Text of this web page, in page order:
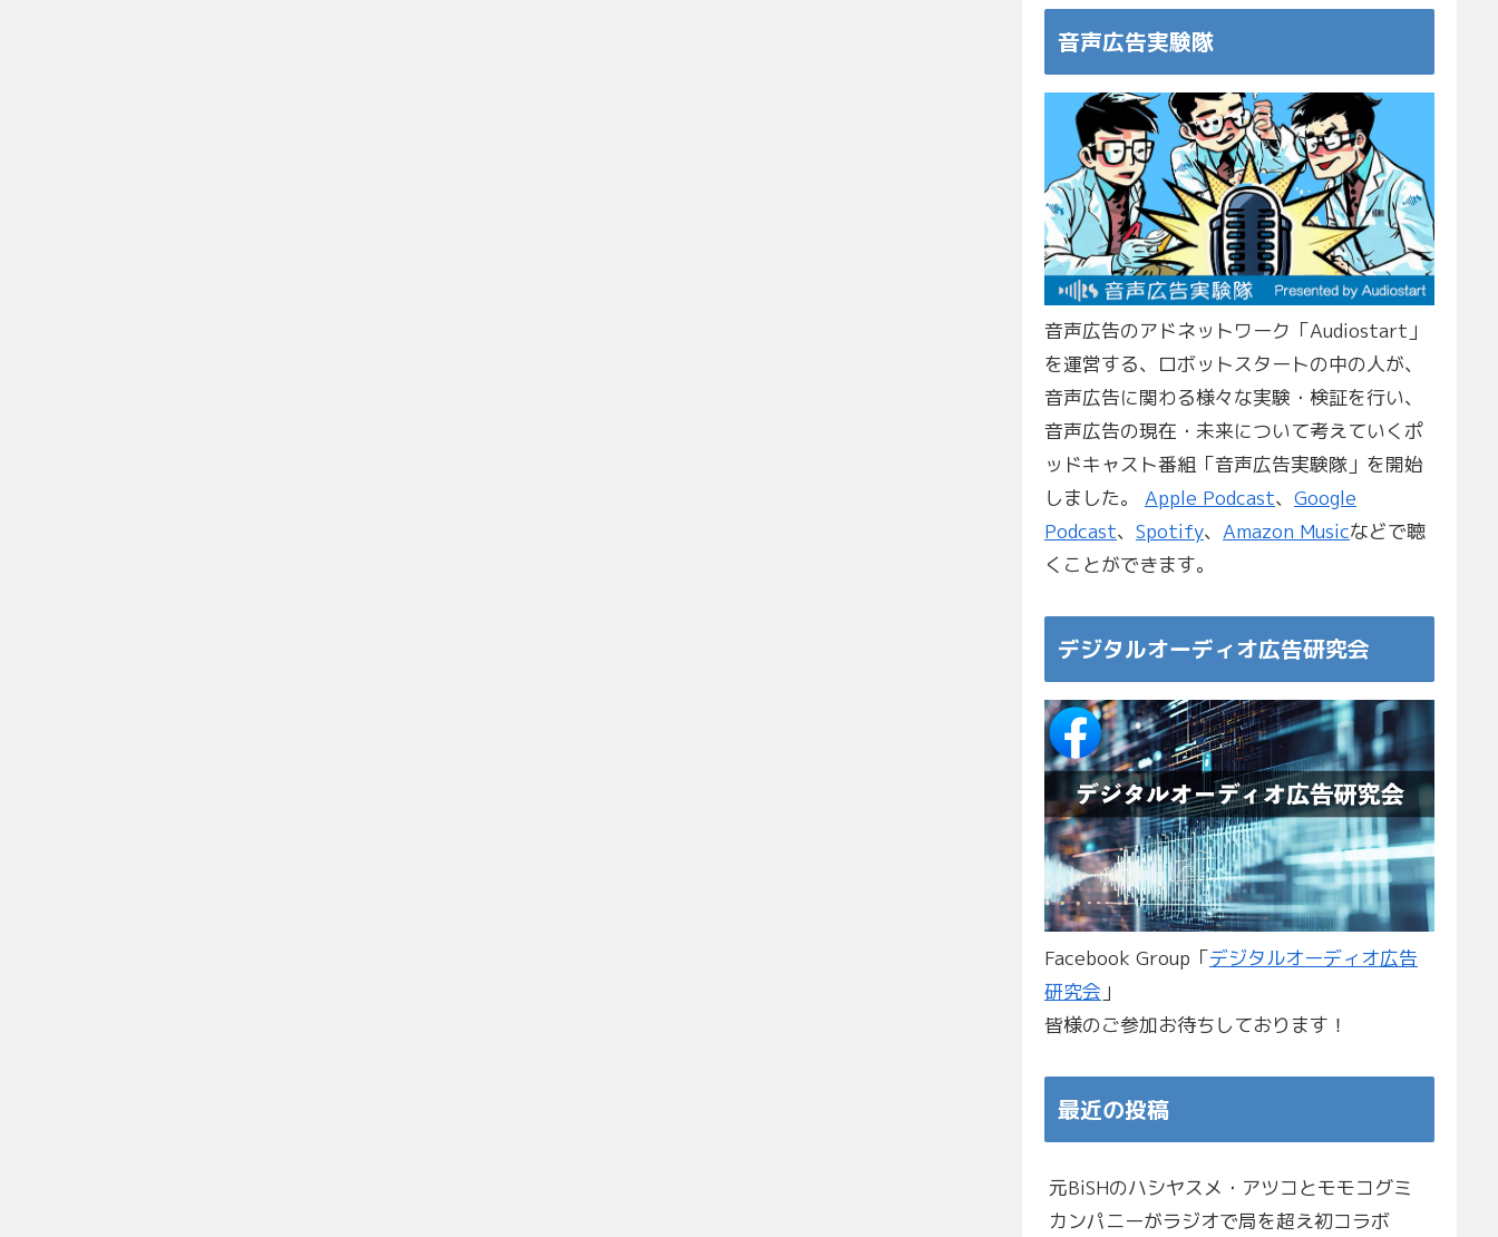
音声広告実験隊
音声広告のアドネットワーク「Audiostart」
を運営する、ロボットスタートの中の人が、
音声広告に関わる様々な実験・検証を行い、
音声広告の現在・未来について考えていくポ
ッドキャスト番組「音声広告実験隊」を開始
しました。 Apple Podcast、 Google
Podcast、 Spotify、 Amazon Musicなどで聴
くことができます。
デジタルオーディオ広告研究会
Facebook Group「デジタルオーディオ広告
研究会 」
皆様のご参加お待ちしております！
最近の投稿
元BiSHのハシヤスメ・アツコとモモコグミ
カンパニーがラジオで局を超え初コラボ